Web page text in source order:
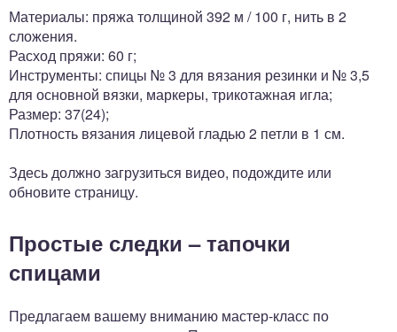
Материалы: пряжа толщиной 392 м / 100 г, нить в 2
сложения.
Расход пряжи: 60 г;
Инструменты: спицы № 3 для вязания резинки и № 3,5
для основной вязки, маркеры, трикотажная игла;
Размер: 37(24);
Плотность вязания лицевой гладью 2 петли в 1 см.
Здесь должно загрузиться видео, подождите или
обновите страницу.
Простые следки – тапочки
спицами
Предлагаем вашему вниманию мастер-класс по